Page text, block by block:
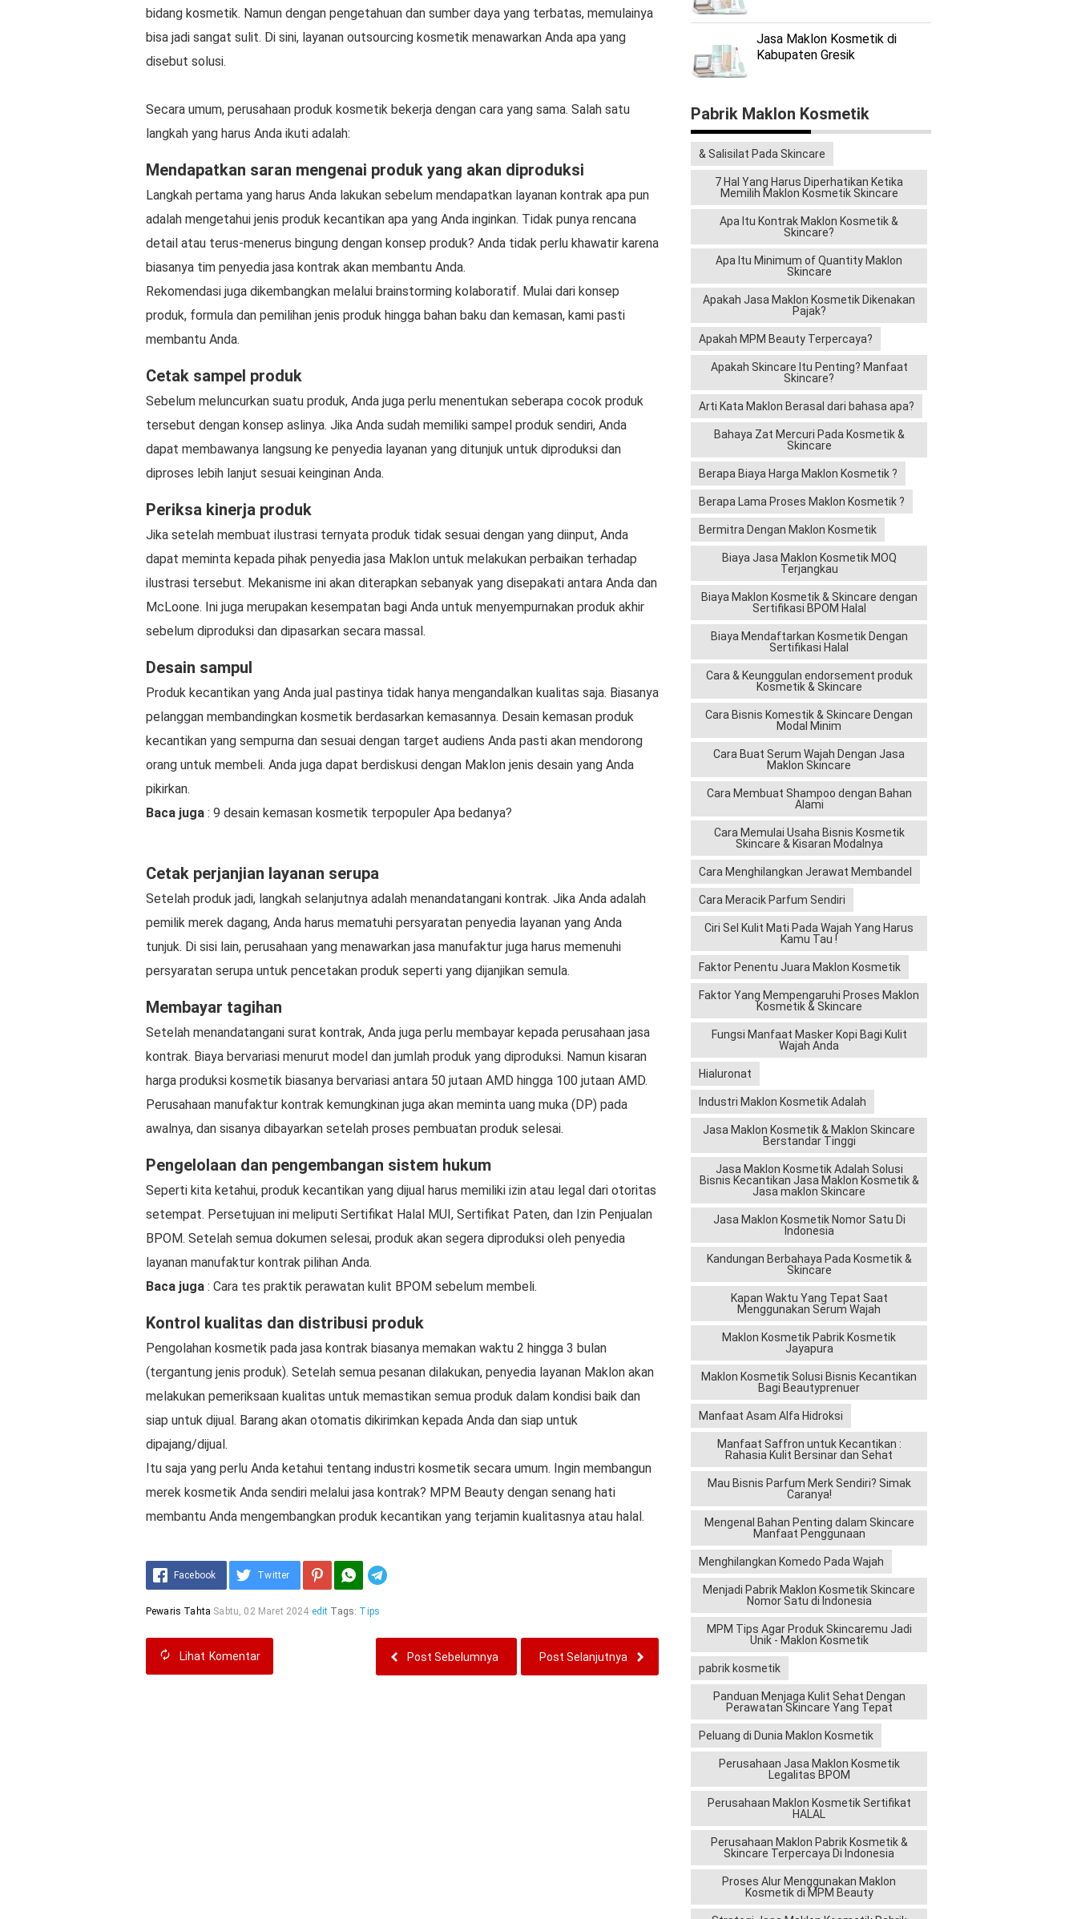
bidang kosmetik. Namun dengan pengetahuan dan sumber daya yang terbatas, memulainya
bisa jadi sangat sulit. Di sini, layanan outsourcing kosmetik menawarkan Anda apa yang
disebut solusi.
Secara umum, perusahaan produk kosmetik bekerja dengan cara yang sama. Salah satu
langkah yang harus Anda ikuti adalah:
Mendapatkan saran mengenai produk yang akan diproduksi
Langkah pertama yang harus Anda lakukan sebelum mendapatkan layanan kontrak apa pun
adalah mengetahui jenis produk kecantikan apa yang Anda inginkan. Tidak punya rencana
detail atau terus-menerus bingung dengan konsep produk? Anda tidak perlu khawatir karena
biasanya tim penyedia jasa kontrak akan membantu Anda.
Rekomendasi juga dikembangkan melalui brainstorming kolaboratif. Mulai dari konsep
produk, formula dan pemilihan jenis produk hingga bahan baku dan kemasan, kami pasti
membantu Anda.
Cetak sampel produk
Sebelum meluncurkan suatu produk, Anda juga perlu menentukan seberapa cocok produk
tersebut dengan konsep aslinya. Jika Anda sudah memiliki sampel produk sendiri, Anda
dapat membawanya langsung ke penyedia layanan yang ditunjuk untuk diproduksi dan
diproses lebih lanjut sesuai keinginan Anda.
Periksa kinerja produk
Jika setelah membuat ilustrasi ternyata produk tidak sesuai dengan yang diinput, Anda
dapat meminta kepada pihak penyedia jasa Maklon untuk melakukan perbaikan terhadap
ilustrasi tersebut. Mekanisme ini akan diterapkan sebanyak yang disepakati antara Anda dan
McLoone. Ini juga merupakan kesempatan bagi Anda untuk menyempurnakan produk akhir
sebelum diproduksi dan dipasarkan secara massal.
Desain sampul
Produk kecantikan yang Anda jual pastinya tidak hanya mengandalkan kualitas saja. Biasanya
pelanggan membandingkan kosmetik berdasarkan kemasannya. Desain kemasan produk
kecantikan yang sempurna dan sesuai dengan target audiens Anda pasti akan mendorong
orang untuk membeli. Anda juga dapat berdiskusi dengan Maklon jenis desain yang Anda
pikirkan.
Baca juga : 9 desain kemasan kosmetik terpopuler Apa bedanya?
Cetak perjanjian layanan serupa
Setelah produk jadi, langkah selanjutnya adalah menandatangani kontrak. Jika Anda adalah
pemilik merek dagang, Anda harus mematuhi persyaratan penyedia layanan yang Anda
tunjuk. Di sisi lain, perusahaan yang menawarkan jasa manufaktur juga harus memenuhi
persyaratan serupa untuk pencetakan produk seperti yang dijanjikan semula.
Membayar tagihan
Setelah menandatangani surat kontrak, Anda juga perlu membayar kepada perusahaan jasa
kontrak. Biaya bervariasi menurut model dan jumlah produk yang diproduksi. Namun kisaran
harga produksi kosmetik biasanya bervariasi antara 50 jutaan AMD hingga 100 jutaan AMD.
Perusahaan manufaktur kontrak kemungkinan juga akan meminta uang muka (DP) pada
awalnya, dan sisanya dibayarkan setelah proses pembuatan produk selesai.
Pengelolaan dan pengembangan sistem hukum
Seperti kita ketahui, produk kecantikan yang dijual harus memiliki izin atau legal dari otoritas
setempat. Persetujuan ini meliputi Sertifikat Halal MUI, Sertifikat Paten, dan Izin Penjualan
BPOM. Setelah semua dokumen selesai, produk akan segera diproduksi oleh penyedia
layanan manufaktur kontrak pilihan Anda.
Baca juga : Cara tes praktik perawatan kulit BPOM sebelum membeli.
Kontrol kualitas dan distribusi produk
Pengolahan kosmetik pada jasa kontrak biasanya memakan waktu 2 hingga 3 bulan
(tergantung jenis produk). Setelah semua pesanan dilakukan, penyedia layanan Maklon akan
melakukan pemeriksaan kualitas untuk memastikan semua produk dalam kondisi baik dan
siap untuk dijual. Barang akan otomatis dikirimkan kepada Anda dan siap untuk
dipajang/dijual.
Itu saja yang perlu Anda ketahui tentang industri kosmetik secara umum. Ingin membangun
merek kosmetik Anda sendiri melalui jasa kontrak? MPM Beauty dengan senang hati
membantu Anda mengembangkan produk kecantikan yang terjamin kualitasnya atau halal.
Facebook Twitter
Pewaris Tahta Sabtu, 02 Maret 2024 edit Tags: Tips
Lihat Komentar Post Selanjutnya
Post Sebelumnya
Jasa Maklon Kosmetik di
Kabupaten Gresik
Pabrik Maklon Kosmetik
& Salisilat Pada Skincare
7 Hal Yang Harus Diperhatikan Ketika
Memilih Maklon Kosmetik Skincare
Apa Itu Kontrak Maklon Kosmetik &
Skincare?
Apa Itu Minimum of Quantity Maklon
Skincare
Apakah Jasa Maklon Kosmetik Dikenakan
Pajak?
Apakah MPM Beauty Terpercaya?
Apakah Skincare Itu Penting? Manfaat
Skincare?
Arti Kata Maklon Berasal dari bahasa apa?
Bahaya Zat Mercuri Pada Kosmetik &
Skincare
Berapa Biaya Harga Maklon Kosmetik ?
Berapa Lama Proses Maklon Kosmetik ?
Bermitra Dengan Maklon Kosmetik
Biaya Jasa Maklon Kosmetik MOQ
Terjangkau
Biaya Maklon Kosmetik & Skincare dengan
Sertifikasi BPOM Halal
Biaya Mendaftarkan Kosmetik Dengan
Sertifikasi Halal
Cara & Keunggulan endorsement produk
Kosmetik & Skincare
Cara Bisnis Komestik & Skincare Dengan
Modal Minim
Cara Buat Serum Wajah Dengan Jasa
Maklon Skincare
Cara Membuat Shampoo dengan Bahan
Alami
Cara Memulai Usaha Bisnis Kosmetik
Skincare & Kisaran Modalnya
Cara Menghilangkan Jerawat Membandel
Cara Meracik Parfum Sendiri
Ciri Sel Kulit Mati Pada Wajah Yang Harus
Kamu Tau !
Faktor Penentu Juara Maklon Kosmetik
Faktor Yang Mempengaruhi Proses Maklon
Kosmetik & Skincare
Fungsi Manfaat Masker Kopi Bagi Kulit
Wajah Anda
Hialuronat
Industri Maklon Kosmetik Adalah
Jasa Maklon Kosmetik & Maklon Skincare
Berstandar Tinggi
Jasa Maklon Kosmetik Adalah Solusi
Bisnis Kecantikan Jasa Maklon Kosmetik &
Jasa maklon Skincare
Jasa Maklon Kosmetik Nomor Satu Di
Indonesia
Kandungan Berbahaya Pada Kosmetik &
Skincare
Kapan Waktu Yang Tepat Saat
Menggunakan Serum Wajah
Maklon Kosmetik Pabrik Kosmetik
Jayapura
Maklon Kosmetik Solusi Bisnis Kecantikan
Bagi Beautyprenuer
Manfaat Asam Alfa Hidroksi
Manfaat Saffron untuk Kecantikan :
Rahasia Kulit Bersinar dan Sehat
Mau Bisnis Parfum Merk Sendiri? Simak
Caranya!
Mengenal Bahan Penting dalam Skincare
Manfaat Penggunaan
Menghilangkan Komedo Pada Wajah
Menjadi Pabrik Maklon Kosmetik Skincare
Nomor Satu di Indonesia
MPM Tips Agar Produk Skincaremu Jadi
Unik - Maklon Kosmetik
pabrik kosmetik
Panduan Menjaga Kulit Sehat Dengan
Perawatan Skincare Yang Tepat
Peluang di Dunia Maklon Kosmetik
Perusahaan Jasa Maklon Kosmetik
Legalitas BPOM
Perusahaan Maklon Kosmetik Sertifikat
HALAL
Perusahaan Maklon Pabrik Kosmetik &
Skincare Terpercaya Di Indonesia
Proses Alur Menggunakan Maklon
Kosmetik di MPM Beauty